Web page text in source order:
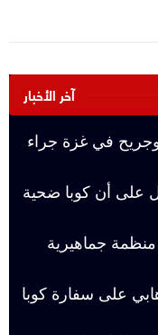
آخر الأخبار
شهيد وجريح في غزة جراء
على أن كوبا ضحية
منظمة جماهيرية
على سفارة كوبا